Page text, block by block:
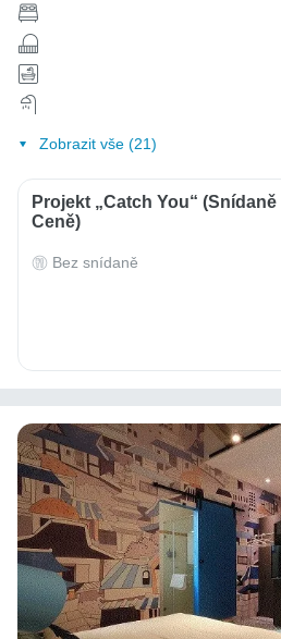
Zobrazit vše (21)
Projekt „Catch You“ (Snídaně
Ceně)
Bez snídaně